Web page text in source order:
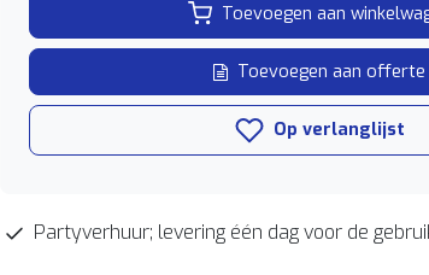
Toevoegen aan
Toevoegen aan offerte
Op verlanglijst
Partyverhuur; levering één dag voor de